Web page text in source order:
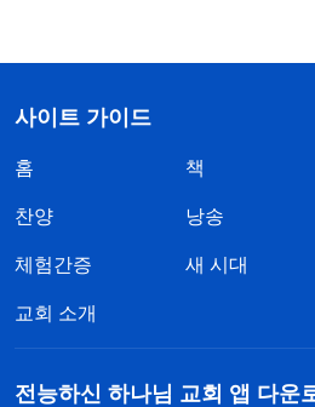
사이트 가이드
홈 책
찬양 낭송
체험간증 새 시대
교회 소개
전능하신 하나님 교회 앱 다운